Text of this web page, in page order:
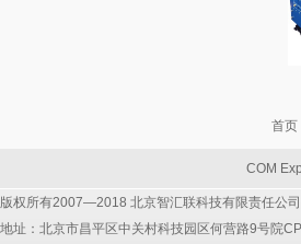
首页
COM
版权所有2007—2018 北京智汇联科技有限责任公司
地址：北京市昌平区中关村科技园区何营路9号院